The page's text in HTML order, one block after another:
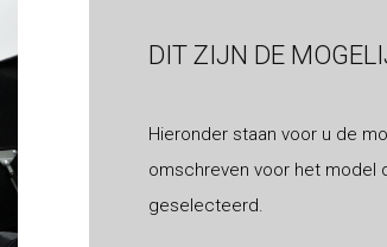
DIT ZIJN DE
Hieronder staan voor u de
omschreven voor het model
geselecteerd.